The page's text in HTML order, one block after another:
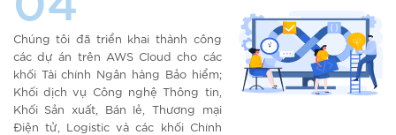
Chúng tôi đã triển khai thành công
các dự án trên AWS Cloud cho các
khối Tài chính Ngân hàng Bảo hiểm;
Khối dịch vụ Công nghệ Thông tin,
Khối Sản xuất, Bán lẻ, Thương mại
Điện tử, Logistic và các khối Chính